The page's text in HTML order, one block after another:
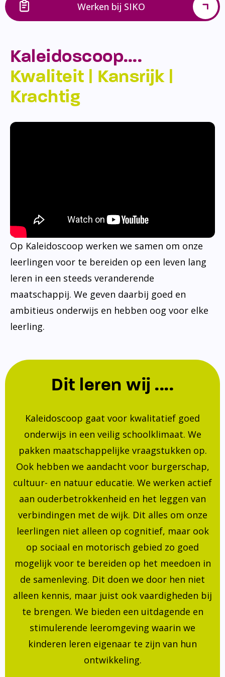
Werken bij SIKO
Kaleidoscoop….
Kwaliteit | Kansrijk |
Krachtig
Op Kaleidoscoop werken we samen om onze
leerlingen voor te bereiden op een leven lang
leren in een steeds veranderende
maatschappij. We geven daarbij goed en
ambitieus onderwijs en hebben oog voor elke
leerling.
Dit leren wij ....
Kaleidoscoop gaat voor kwalitatief goed
onderwijs in een veilig schoolklimaat. We
pakken maatschappelijke vraagstukken op.
Ook hebben we aandacht voor burgerschap,
cultuur- en natuur educatie. We werken actief
aan ouderbetrokkenheid en het leggen van
verbindingen met de wijk. Dit alles om onze
leerlingen niet alleen op cognitief, maar ook
op sociaal en motorisch gebied zo goed
mogelijk voor te bereiden op het meedoen in
de samenleving. Dit doen we door hen niet
alleen kennis, maar juist ook vaardigheden bij
te brengen. We bieden een uitdagende en
stimulerende leeromgeving waarin we
kinderen leren eigenaar te zijn van hun
ontwikkeling.